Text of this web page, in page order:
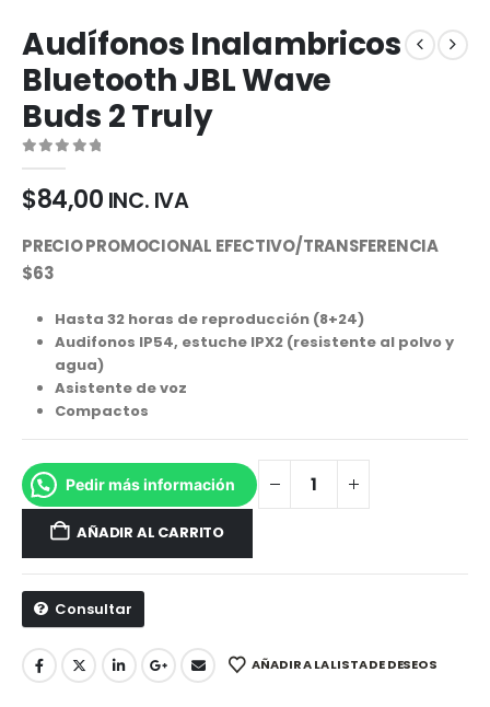
Audífonos Inalambricos
Bluetooth JBL Wave
Buds 2 Truly
0out of 5
$84,00 INC. IVA
PRECIO PROMOCIONAL EFECTIVO/TRANSFERENCIA
$63
Hasta 32 horas de reproducción (8+24)
Audifonos IP54, estuche IPX2 (resistente al polvo y
agua)
Asistente de voz
Compactos
Pedir más información
AÑADIR AL CARRITO
Consultar
AÑADIR A LA LISTA DE DESEOS